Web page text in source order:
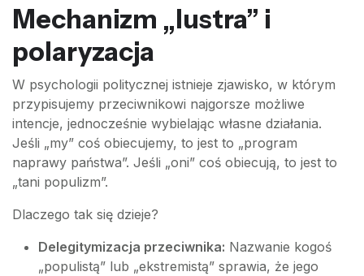
Mechanizm „lustra” i
polaryzacja
W psychologii politycznej istnieje zjawisko, w którym
przypisujemy przeciwnikowi najgorsze możliwe
intencje, jednocześnie wybielając własne działania.
Jeśli „my” coś obiecujemy, to jest to „program
naprawy państwa”. Jeśli „oni” coś obiecują, to jest to
„tani populizm”.
Dlaczego tak się dzieje?
Delegitymizacja przeciwnika: Nazwanie kogoś
„populistą” lub „ekstremistą” sprawia, że jego